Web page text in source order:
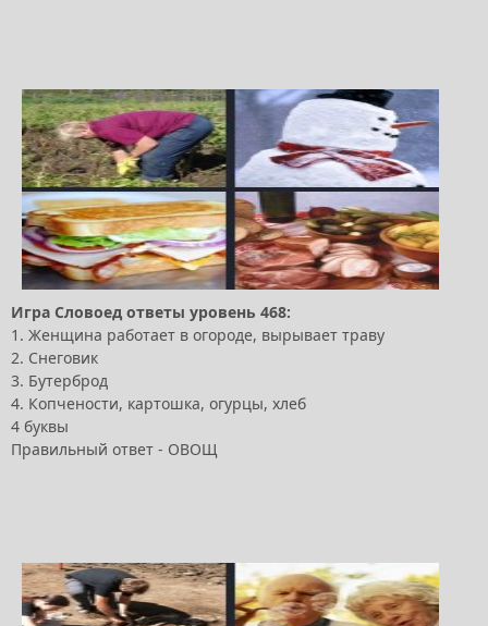
Игра Словоед ответы уровень 468:
1. Женщина работает в огороде, вырывает траву
2. Снеговик
3. Бутерброд
4. Копчености, картошка, огурцы, хлеб
4 буквы
Правильный ответ - ОВОЩ